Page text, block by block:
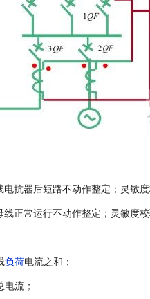
抗器后短路不动作整定；灵敏度
正常运行不动作整定；灵敏度校
负荷电流之和；
流；